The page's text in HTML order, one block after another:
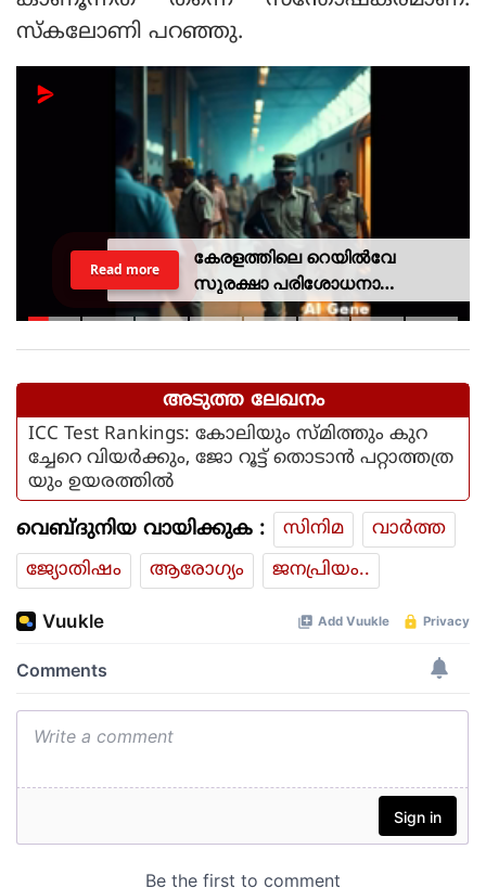
സ്‌കലോണി പറഞ്ഞു.
കേരളത്തിലെ റെയില്‍വേ
സുരക്ഷാ പരിശോധനാ
ദൗത്യമായ ഓപ്പറേഷന്‍
Read more
അടുത്ത ലേഖനം
ICC Test Rankings: കോലിയും സ്മിത്തും കുറ
ച്ചേറെ വിയർക്കും, ജോ റൂട്ട് തൊടാൻ പറ്റാത്തത്ര
യും ഉയരത്തിൽ
വെബ്ദുനിയ വായിക്കുക : സിനിമ
വാര്‍ത്ത
ജ്യോതിഷം
ആരോഗ്യം ജനപ്രിയം..